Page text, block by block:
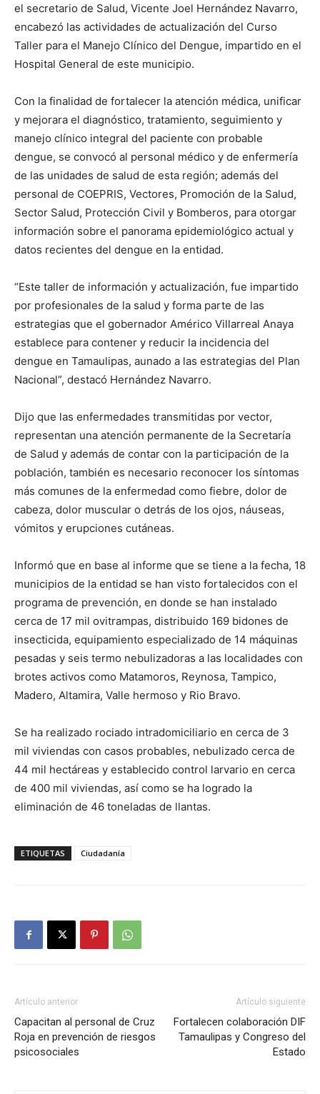
el secretario de Salud, Vicente Joel Hernández Navarro,
encabezó las actividades de actualización del Curso
Taller para el Manejo Clínico del Dengue, impartido en el
Hospital General de este municipio.
Con la finalidad de fortalecer la atención médica, unificar
y mejorara el diagnóstico, tratamiento, seguimiento y
manejo clínico integral del paciente con probable
dengue, se convocó al personal médico y de enfermería
de las unidades de salud de esta región; además del
personal de COEPRIS, Vectores, Promoción de la Salud,
Sector Salud, Protección Civil y Bomberos, para otorgar
información sobre el panorama epidemiológico actual y
datos recientes del dengue en la entidad.
“Este taller de información y actualización, fue impartido
por profesionales de la salud y forma parte de las
estrategias que el gobernador Américo Villarreal Anaya
establece para contener y reducir la incidencia del
dengue en Tamaulipas, aunado a las estrategias del Plan
Nacional”, destacó Hernández Navarro.
Dijo que las enfermedades transmitidas por vector,
representan una atención permanente de la Secretaría
de Salud y además de contar con la participación de la
población, también es necesario reconocer los síntomas
más comunes de la enfermedad como fiebre, dolor de
cabeza, dolor muscular o detrás de los ojos, náuseas,
vómitos y erupciones cutáneas.
Informó que en base al informe que se tiene a la fecha, 18
municipios de la entidad se han visto fortalecidos con el
programa de prevención, en donde se han instalado
cerca de 17 mil ovitrampas, distribuido 169 bidones de
insecticida, equipamiento especializado de 14 máquinas
pesadas y seis termo nebulizadoras a las localidades con
brotes activos como Matamoros, Reynosa, Tampico,
Madero, Altamira, Valle hermoso y Rio Bravo.
Se ha realizado rociado intradomiciliario en cerca de 3
mil viviendas con casos probables, nebulizado cerca de
44 mil hectáreas y establecido control larvario en cerca
de 400 mil viviendas, así como se ha logrado la
eliminación de 46 toneladas de llantas.
ETIQUETAS Ciudadanía
Artículo anterior
Capacitan al personal de Cruz
Roja en prevención de riesgos
psicosociales
Artículo siguiente
Fortalecen colaboración DIF
Tamaulipas y Congreso del
Estado